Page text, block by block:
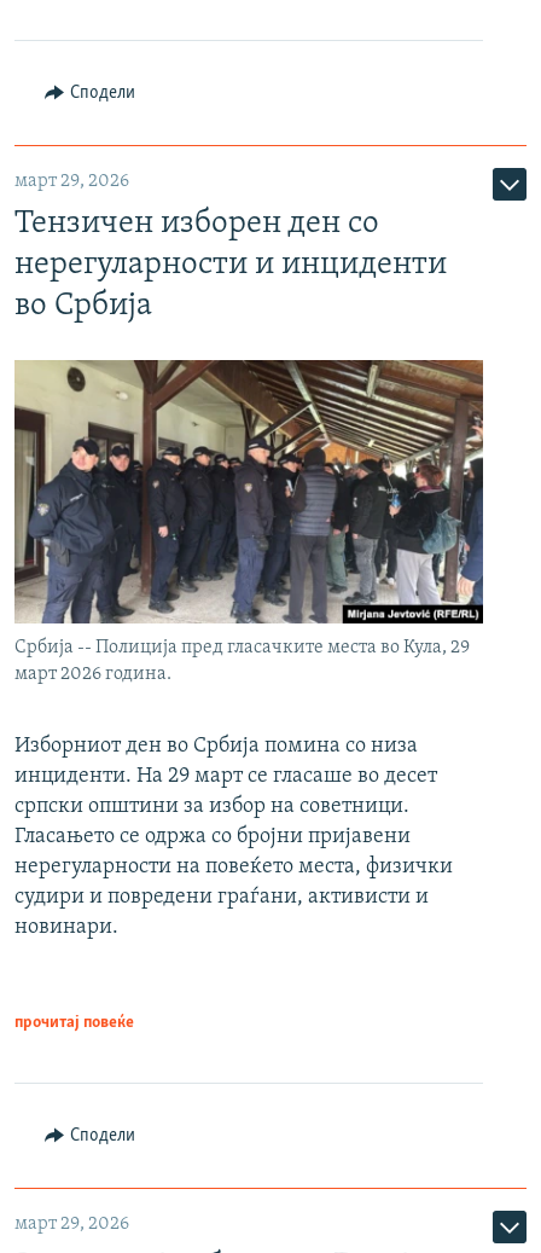
Сподели
март 29, 2026
Тензичен изборен ден со
нерегуларности и инциденти
во Србија
Србија -- Полиција пред гласачките места во Кула, 29
март 2026 година.
Изборниот ден во Србија помина со низа
инциденти. На 29 март се гласаше во десет
српски општини за избор на советници.
Гласањето се одржа со бројни пријавени
нерегуларности на повеќето места, физички
судири и повредени граѓани, активисти и
новинари.
прочитај повеќе
Сподели
март 29, 2026